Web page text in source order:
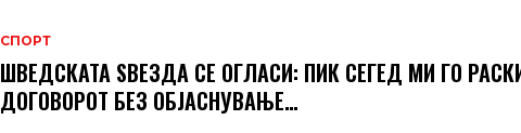
СПОРТ
ШВЕДСКАТА ЅВЕЗДА СЕ ОГЛАСИ: ПИК СЕГЕД МИ ГО
ДОГОВОРОТ БЕЗ ОБЈАСНУВАЊЕ…